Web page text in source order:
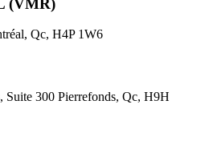
Qc, H4P 1W6
Suite 300 Pierrefonds, Qc, H9H